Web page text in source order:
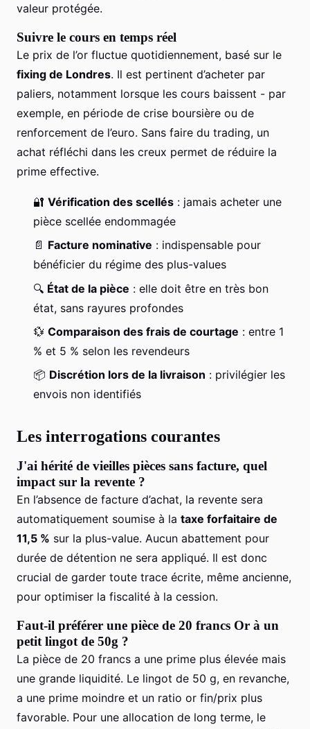
valeur protégée.
Suivre le cours en temps réel
Le prix de l’or fluctue quotidiennement, basé sur le
fixing de Londres. Il est pertinent d’acheter par
paliers, notamment lorsque les cours baissent - par
exemple, en période de crise boursière ou de
renforcement de l’euro. Sans faire du trading, un
achat réfléchi dans les creux permet de réduire la
prime effective.
🔐 Vérification des scellés : jamais acheter une
pièce scellée endommagée
📄 Facture nominative : indispensable pour
bénéficier du régime des plus-values
🔍 État de la pièce : elle doit être en très bon
état, sans rayures profondes
💱 Comparaison des frais de courtage : entre 1
% et 5 % selon les revendeurs
📦 Discrétion lors de la livraison : privilégier les
envois non identifiés
Les interrogations courantes
J'ai hérité de vieilles pièces sans facture, quel
impact sur la revente ?
En l’absence de facture d’achat, la revente sera
automatiquement soumise à la taxe forfaitaire de
11,5 % sur la plus-value. Aucun abattement pour
durée de détention ne sera appliqué. Il est donc
crucial de garder toute trace écrite, même ancienne,
pour optimiser la fiscalité à la cession.
Faut-il préférer une pièce de 20 francs Or à un
petit lingot de 50g ?
La pièce de 20 francs a une prime plus élevée mais
une grande liquidité. Le lingot de 50 g, en revanche,
a une prime moindre et un ratio or fin/prix plus
favorable. Pour une allocation de long terme, le